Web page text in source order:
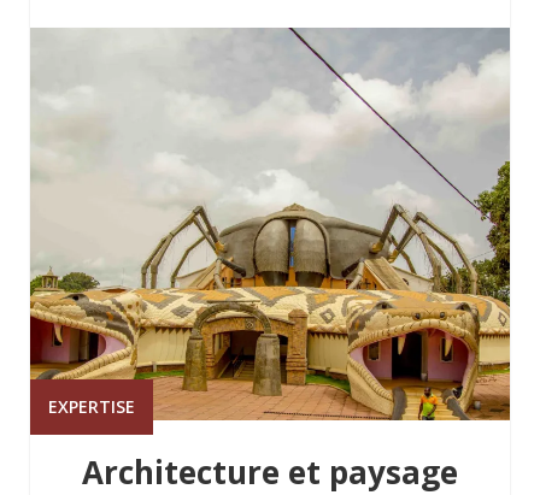
EXPERTISE
Architecture et paysage